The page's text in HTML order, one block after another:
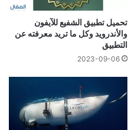
تحميل تطبيق الشفيع للآيفون
والأندرويد وكل ما تريد معرفته عن
التطبيق
2023-09-06